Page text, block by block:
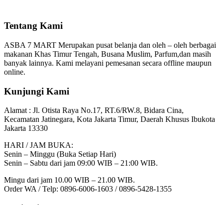
Tentang Kami
ASBA 7 MART Merupakan pusat belanja dan oleh – oleh berbagai
makanan Khas Timur Tengah, Busana Muslim, Parfum,dan masih
banyak lainnya. Kami melayani pemesanan secara offline maupun
online.
Kunjungi Kami
Alamat : Jl. Otista Raya No.17, RT.6/RW.8, Bidara Cina,
Kecamatan Jatinegara, Kota Jakarta Timur, Daerah Khusus Ibukota
Jakarta 13330
HARI / JAM BUKA:
Senin – Minggu (Buka Setiap Hari)
Senin – Sabtu dari jam 09:00 WIB – 21:00 WIB.
Mingu dari jam 10.00 WIB – 21.00 WIB.
Order WA / Telp: 0896-6006-1603 / 0896-5428-1355